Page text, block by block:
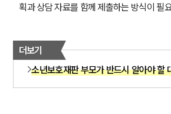
획과 상담 자료를 함께 제출하는 방식이 필
더보기
소년보호재판 부모가 반드시 알아야 할